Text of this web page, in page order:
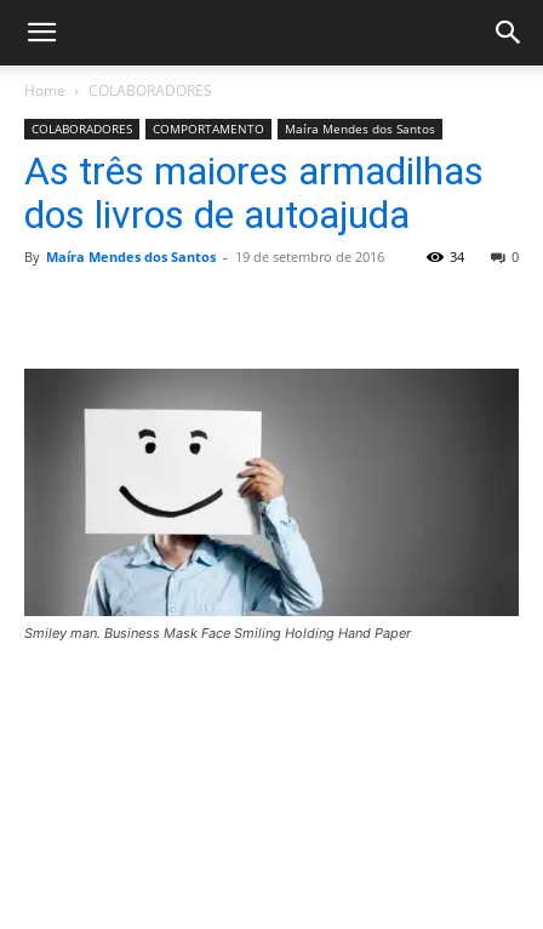
Home COLABORADORES
COLABORADORES COMPORTAMENTO Maíra Mendes dos Santos
As três maiores armadilhas
dos livros de autoajuda
By Maíra Mendes dos Santos - 19 de setembro de 2016 0
34
Smiley man. Business Mask Face Smiling Holding Hand Paper